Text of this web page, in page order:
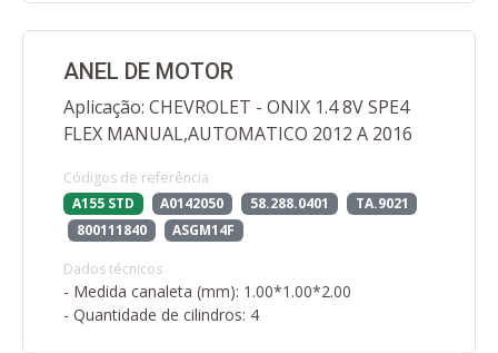
ANEL DE MOTOR
Aplicação: CHEVROLET - ONIX 1.4 8V SPE4
FLEX MANUAL,AUTOMATICO 2012 A 2016
Códigos de referência
A155 STD
A0142050 58.288.0401
TA.9021
800111840
ASGM14F
Dados técnicos
- Medida canaleta (mm): 1.00*1.00*2.00
- Quantidade de cilindros: 4